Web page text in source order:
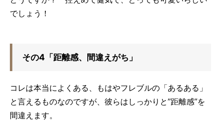
でしょう！
その4「距離感、間違えがち」
コレは本当によくある、もはやフレブルの「あるある」
と言えるものなのですが、彼らはしっかりと”距離感”を
間違えます。